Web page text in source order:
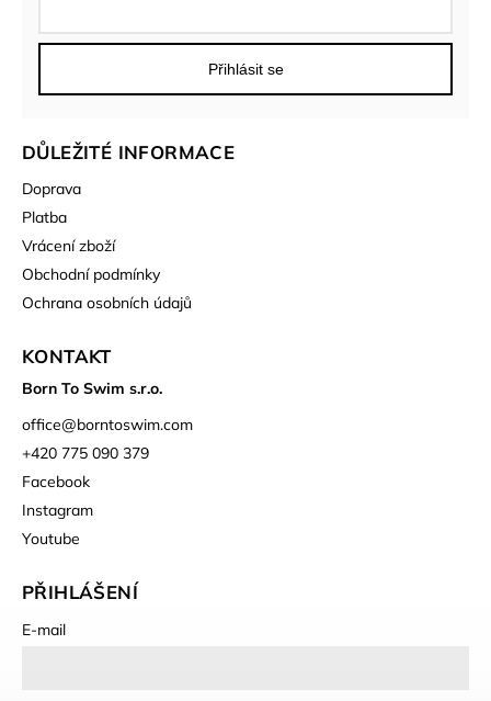
DŮLEŽITÉ INFORMACE
Doprava
Platba
Vrácení zboží
Obchodní podmínky
Ochrana osobních údajů
KONTAKT
Born To Swim s.r.o.
office@borntoswim.com
+420 775 090 379
Facebook
Instagram
Youtube
PŘIHLÁŠENÍ
E-mail
Přihlásit se